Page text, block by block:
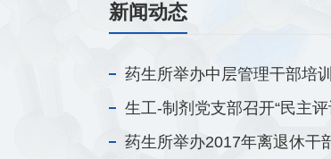
新闻动态
药生所举办中层管理干部培
生工-制剂党支部召开“民主
药生所举办2017年离退休干